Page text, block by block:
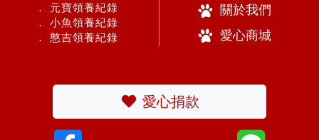
． 元寶領養紀錄
． 小魚領養紀錄
． 憨吉領養紀錄
關於我們
愛心商城
愛心捐款